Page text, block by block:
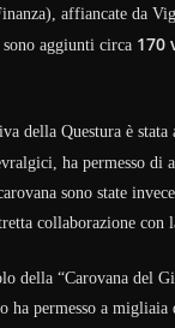
affiancate da
aggiunti circa 170
della Questura è stata
ha permesso di
sono state
collaborazione con
della “Carovana del
ha permesso a